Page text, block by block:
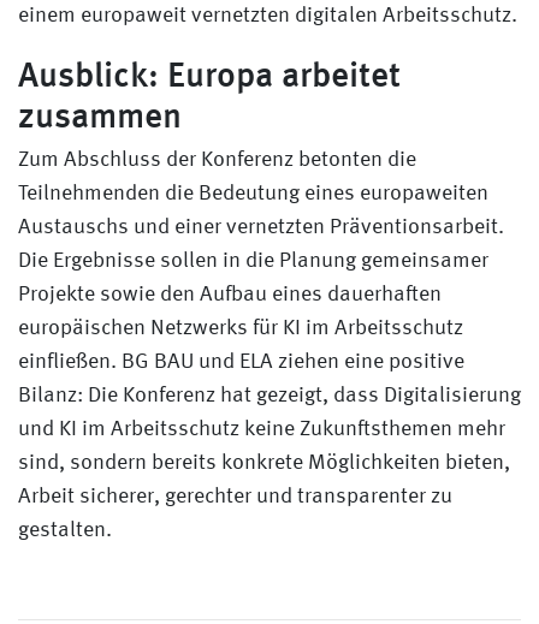
einem europaweit vernetzten digitalen Arbeitsschutz.
Ausblick: Europa arbeitet
zusammen
Zum Abschluss der Konferenz betonten die
Teilnehmenden die Bedeutung eines europaweiten
Austauschs und einer vernetzten Präventionsarbeit.
Die Ergebnisse sollen in die Planung gemeinsamer
Projekte sowie den Aufbau eines dauerhaften
europäischen Netzwerks für KI im Arbeitsschutz
einfließen. BG BAU und ELA ziehen eine positive
Bilanz: Die Konferenz hat gezeigt, dass Digitalisierung
und KI im Arbeitsschutz keine Zukunftsthemen mehr
sind, sondern bereits konkrete Möglichkeiten bieten,
Arbeit sicherer, gerechter und transparenter zu
gestalten.